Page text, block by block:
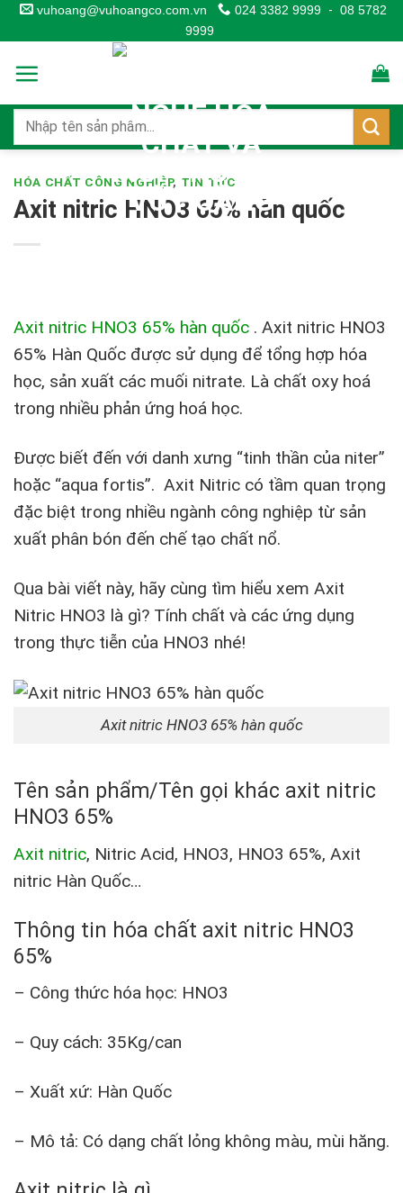
Skip
to
content
vuhoang@vuhoangco.com.vn 024 3382 9999 - 08 5782
9999
HÓA CHẤT CÔNG NGHIỆP, TIN TỨC
Axit nitric HNO3 65% hàn quốc
Axit nitric HNO3 65% hàn quốc . Axit nitric HNO3
65% Hàn Quốc được sử dụng để tổng hợp hóa
học, sản xuất các muối nitrate. Là chất oxy hoá
trong nhiều phản ứng hoá học.
Được biết đến với danh xưng “tinh thần của niter”
hoặc “aqua fortis”. Axit Nitric có tầm quan trọng
đặc biệt trong nhiều ngành công nghiệp từ sản
xuất phân bón đến chế tạo chất nổ.
Qua bài viết này, hãy cùng tìm hiểu xem Axit
Nitric HNO3 là gì? Tính chất và các ứng dụng
trong thực tiễn của HNO3 nhé!
Axit nitric HNO3 65% hàn quốc
Tên sản phẩm/Tên gọi khác axit nitric
HNO3 65%
Axit nitric, Nitric Acid, HNO3, HNO3 65%, Axit
nitric Hàn Quốc…
Thông tin hóa chất axit nitric HNO3
65%
– Công thức hóa học: HNO3
– Quy cách: 35Kg/can
– Xuất xứ: Hàn Quốc
– Mô tả: Có dạng chất lỏng không màu, mùi hăng.